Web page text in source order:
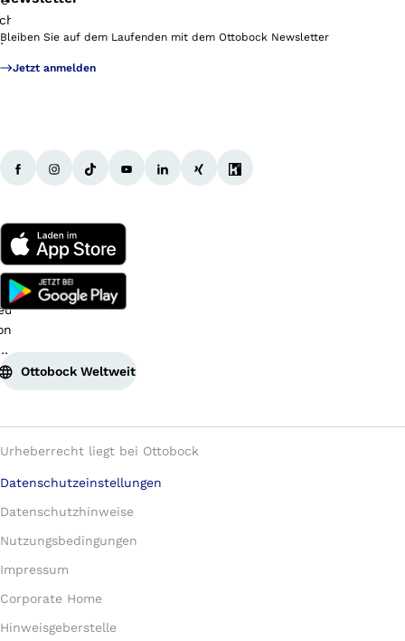
Bleiben Sie auf dem Laufenden mit dem Ottobock Newsletter
Jetzt anmelden
Ottobock Weltweit
Urheberrecht liegt bei Ottobock
Datenschutzeinstellungen
Datenschutzhinweise
Nutzungsbedingungen
Impressum
Corporate Home
Hinweisgeberstelle